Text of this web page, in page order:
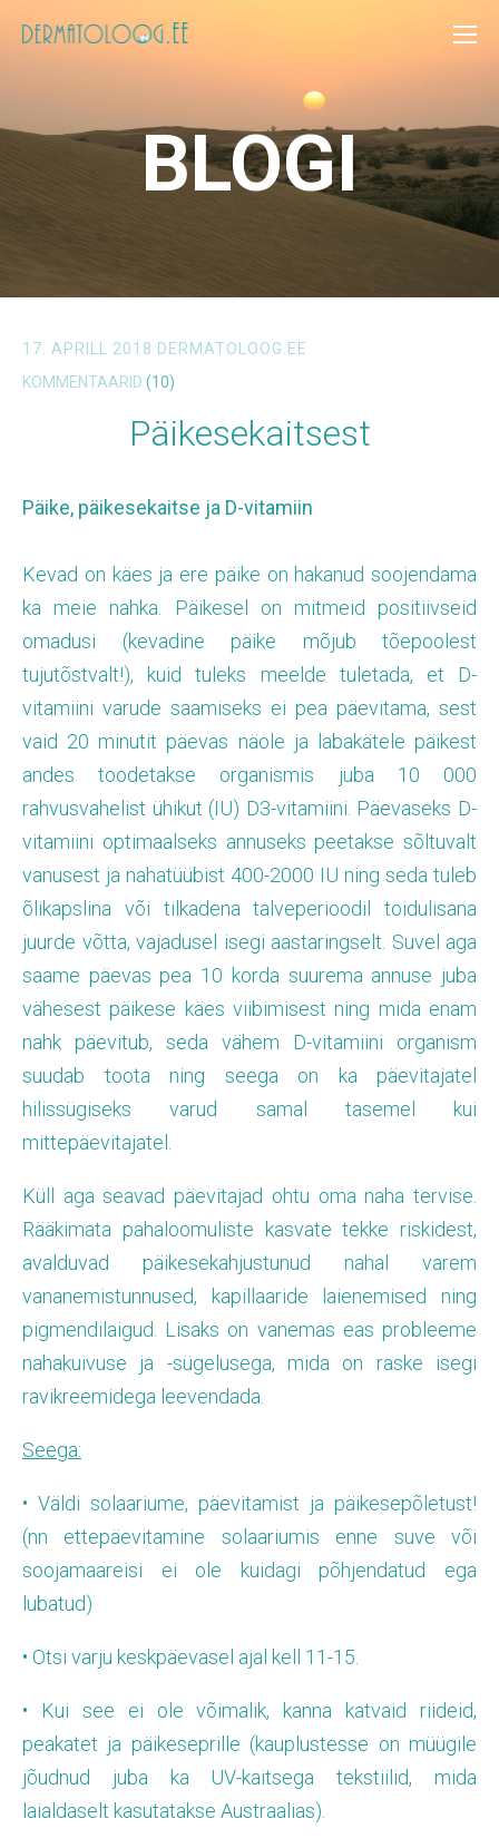
BLOGI
17. APRILL 2018 DERMATOLOOG.EE
KOMMENTAARID (10)
Päikesekaitsest
Päike, päikesekaitse ja D-vitamiin
Kevad on käes ja ere päike on hakanud soojendama
ka meie nahka. Päikesel on mitmeid positiivseid
omadusi (kevadine päike mõjub tõepoolest
tujutõstvalt!), kuid tuleks meelde tuletada, et D-
vitamiini varude saamiseks ei pea päevitama, sest
vaid 20 minutit päevas näole ja labakätele päikest
andes toodetakse organismis juba 10 000
rahvusvahelist ühikut (IU) D3-vitamiini. Päevaseks D-
vitamiini optimaalseks annuseks peetakse sõltuvalt
vanusest ja nahatüübist 400-2000 IU ning seda tuleb
õlikapslina või tilkadena talveperioodil toidulisana
juurde võtta, vajadusel isegi aastaringselt. Suvel aga
saame päevas pea 10 korda suurema annuse juba
vähesest päikese käes viibimisest ning mida enam
nahk päevitub, seda vähem D-vitamiini organism
suudab toota ning seega on ka päevitajatel
hilissügiseks varud samal tasemel kui
mittepäevitajatel.
Küll aga seavad päevitajad ohtu oma naha tervise.
Rääkimata pahaloomuliste kasvate tekke riskidest,
avalduvad päikesekahjustunud nahal varem
vananemistunnused, kapillaaride laienemised ning
pigmendilaigud. Lisaks on vanemas eas probleeme
nahakuivuse ja -sügelusega, mida on raske isegi
ravikreemidega leevendada.
Seega:
• Väldi solaariume, päevitamist ja päikesepõletust!
(nn ettepäevitamine solaariumis enne suve või
soojamaareisi ei ole kuidagi põhjendatud ega
lubatud)
• Otsi varju keskpäevasel ajal kell 11-15.
• Kui see ei ole võimalik, kanna katvaid riideid,
peakatet ja päikeseprille (kauplustesse on müügile
jõudnud juba ka UV-kaitsega tekstiilid, mida
laialdaselt kasutatakse Austraalias).